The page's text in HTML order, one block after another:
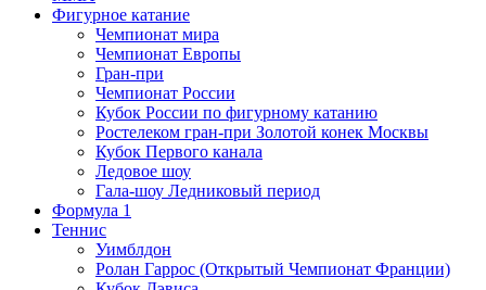
Фигурное катание
Чемпионат мира
Чемпионат Европы
Гран-при
Чемпионат России
Кубок России по фигурному катанию
Ростелеком гран-при Золотой конек Москвы
Кубок Первого канала
Ледовое шоу
Гала-шоу Ледниковый период
Формула 1
Теннис
Уимблдон
Ролан Гаррос (Открытый Чемпионат Франции)